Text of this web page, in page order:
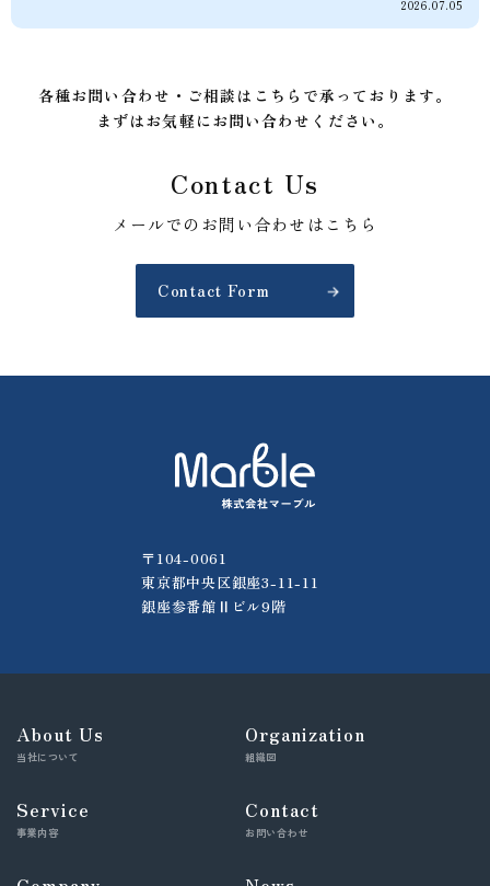
2026.07.05
各種お問い合わせ・ご相談はこちらで承っております。
まずはお気軽にお問い合わせください。
Contact Us
メールでのお問い合わせはこちら
Contact Form
〒104-0061
東京都中央区銀座3-11-11
銀座参番館Ⅱビル9階
About Us
当社について
Service
事業内容
Organization
組織図
Contact
お問い合わせ